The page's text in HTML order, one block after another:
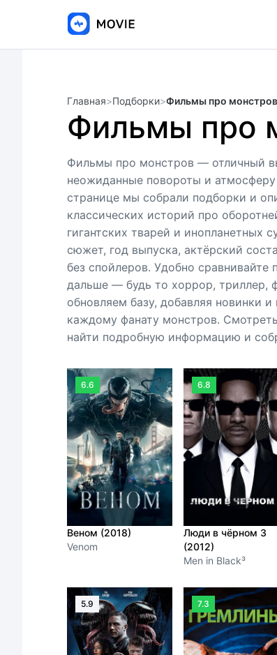
Главная>Подборки>Фильмы про монстров
Фильмы про
Фильмы про монстров — отличный
неожиданные повороты и
странице мы собрали подборки и
классических историй про
гигантских тварей и инопланетных
сюжет, год выпуска, актёрский
без спойлеров. Удобно
дальше — будь то хоррор, триллер,
обновляем базу, добавляя новинки
каждому фанату монстров.
найти подробную информацию и
6.6
Веном (2018)
Venom
6.8
Люди в чёрном 3
(2012)
Men in Black³
5.9 7.3